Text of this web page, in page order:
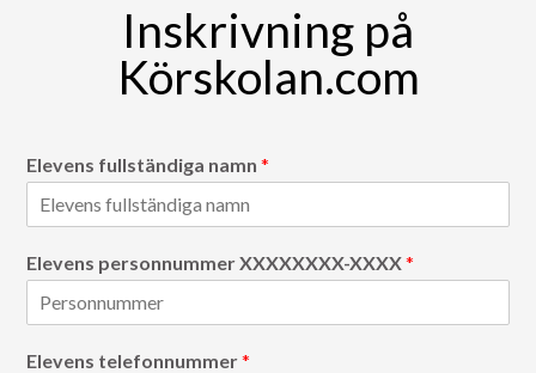
Inskrivning på
Körskolan.com
Elevens fullständiga namn*
Elevens personnummer XXXXXXXX-XXXX*
Elevens telefonnummer*